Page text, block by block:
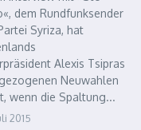
dem Rundfunksender
Syriza, hat
Alexis Tsipras
Neuwahlen
wenn die Spaltung...
2015